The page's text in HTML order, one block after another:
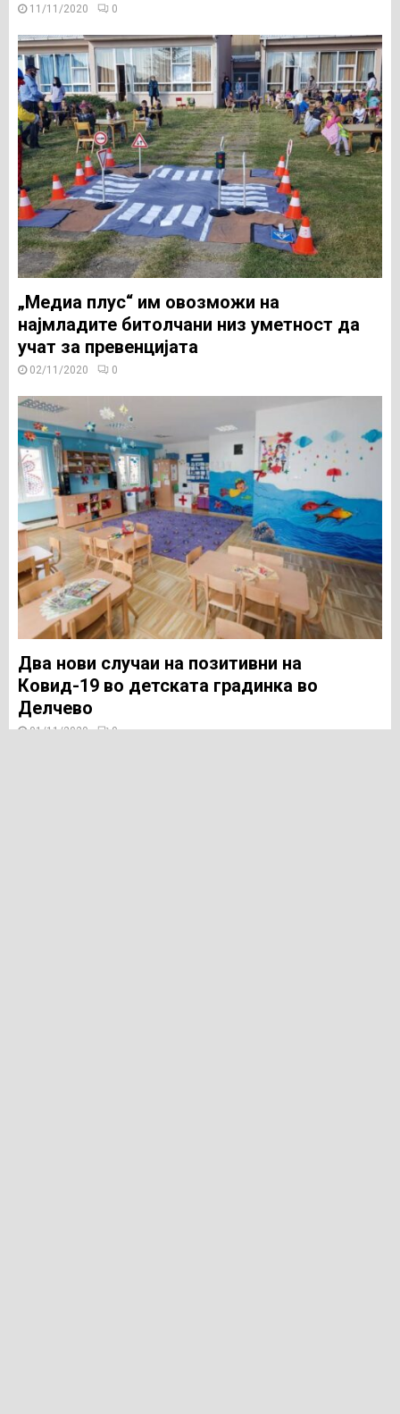
11/11/2020 0
„Медиа плус“ им овозможи на
најмладите битолчани низ уметност да
учат за превенцијата
02/11/2020 0
Два нови случаи на позитивни на
Ковид-19 во детската градинка во
Делчево
01/11/2020 0